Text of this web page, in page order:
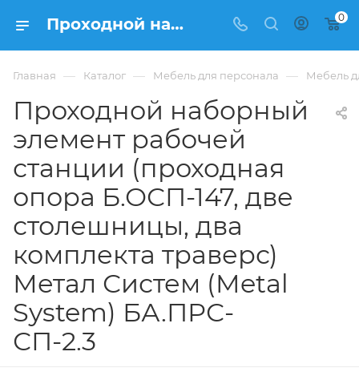
Проходной наборный элемент рабочей станции (проходная опора Б.ОСП-147, две столешницы, два комплекта траверс) Метал Систем (Metal System) БА.ПРС-СП-2.3 купить в Москве, цена 26 006 ₽. - интернет-магазин ФРАНКОМ 0
Главная — Каталог — Мебель для персонала — Мебель
Проходной наборный
элемент рабочей
станции (проходная
опора Б.ОСП-147, две
столешницы, два
комплекта траверс)
Метал Систем (Metal
System) БА.ПРС-
СП-2.3